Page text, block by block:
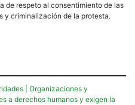
de respeto al consentimiento de las
y criminalización de la protesta.
| Organizaciones y
a derechos humanos y exigen la